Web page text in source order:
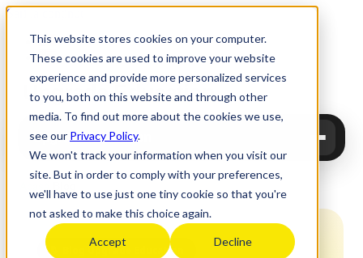
This website stores cookies on your computer.
These cookies are used to improve your website
experience and provide more personalized services
to you, both on this website and through other
media. To find out more about the cookies we use,
see our Privacy Policy.
We won't track your information when you visit our
site. But in order to comply with your preferences,
we'll have to use just one tiny cookie so that you're
not asked to make this choice again.
Accept Decline
Sari la conținut
UpgradeEducation
Upgrade Education
📝 Blog Upgrade Education